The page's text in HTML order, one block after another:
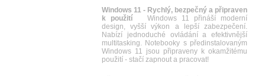
Windows 11 - Rychlý, bezpečný a připraven
k použití Windows 11 přináší moderní
design, vyšší výkon a lepší zabezpečení.
Nabízí jednoduché ovládání a efektivnější
multitasking. Notebooky s předinstalovaným
Windows 11 jsou připraveny k okamžitému
použití - stačí zapnout a pracovat!